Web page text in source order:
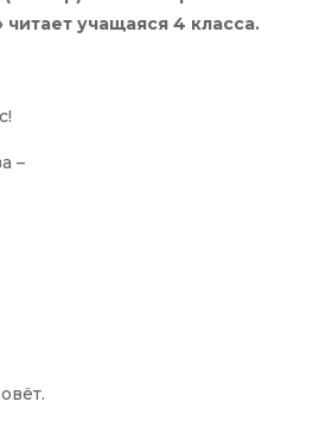
учащаяся 4 класса.
–